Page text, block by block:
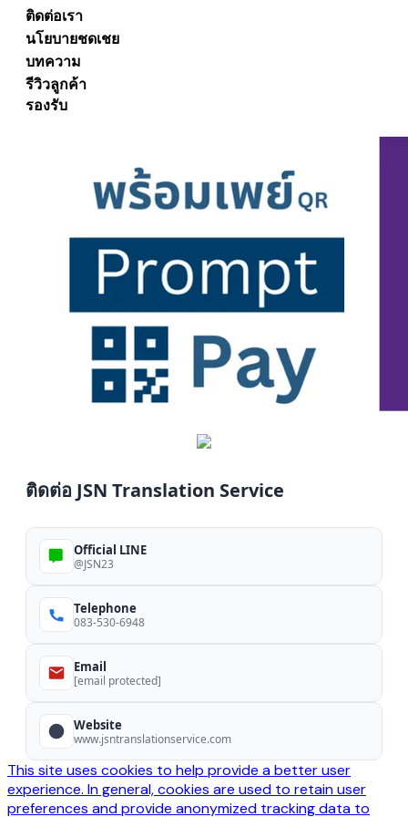
ติดต่อเรา
นโยบายชดเชย
บทความ
รีวิวลูกค้า
รองรับ
ติดต่อ JSN Translation Service
Official LINE
@JSN23
Telephone
083-530-6948
Email
[email protected]
Website
www.jsntranslationservice.com
This site uses cookies to help provide a better user
experience. In general, cookies are used to retain user
preferences and provide anonymized tracking data to